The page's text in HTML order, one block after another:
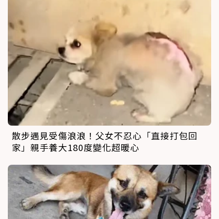
散步遇見受傷浪浪！父女不忍心「直接打包回
家」親手養大180度變化超暖心